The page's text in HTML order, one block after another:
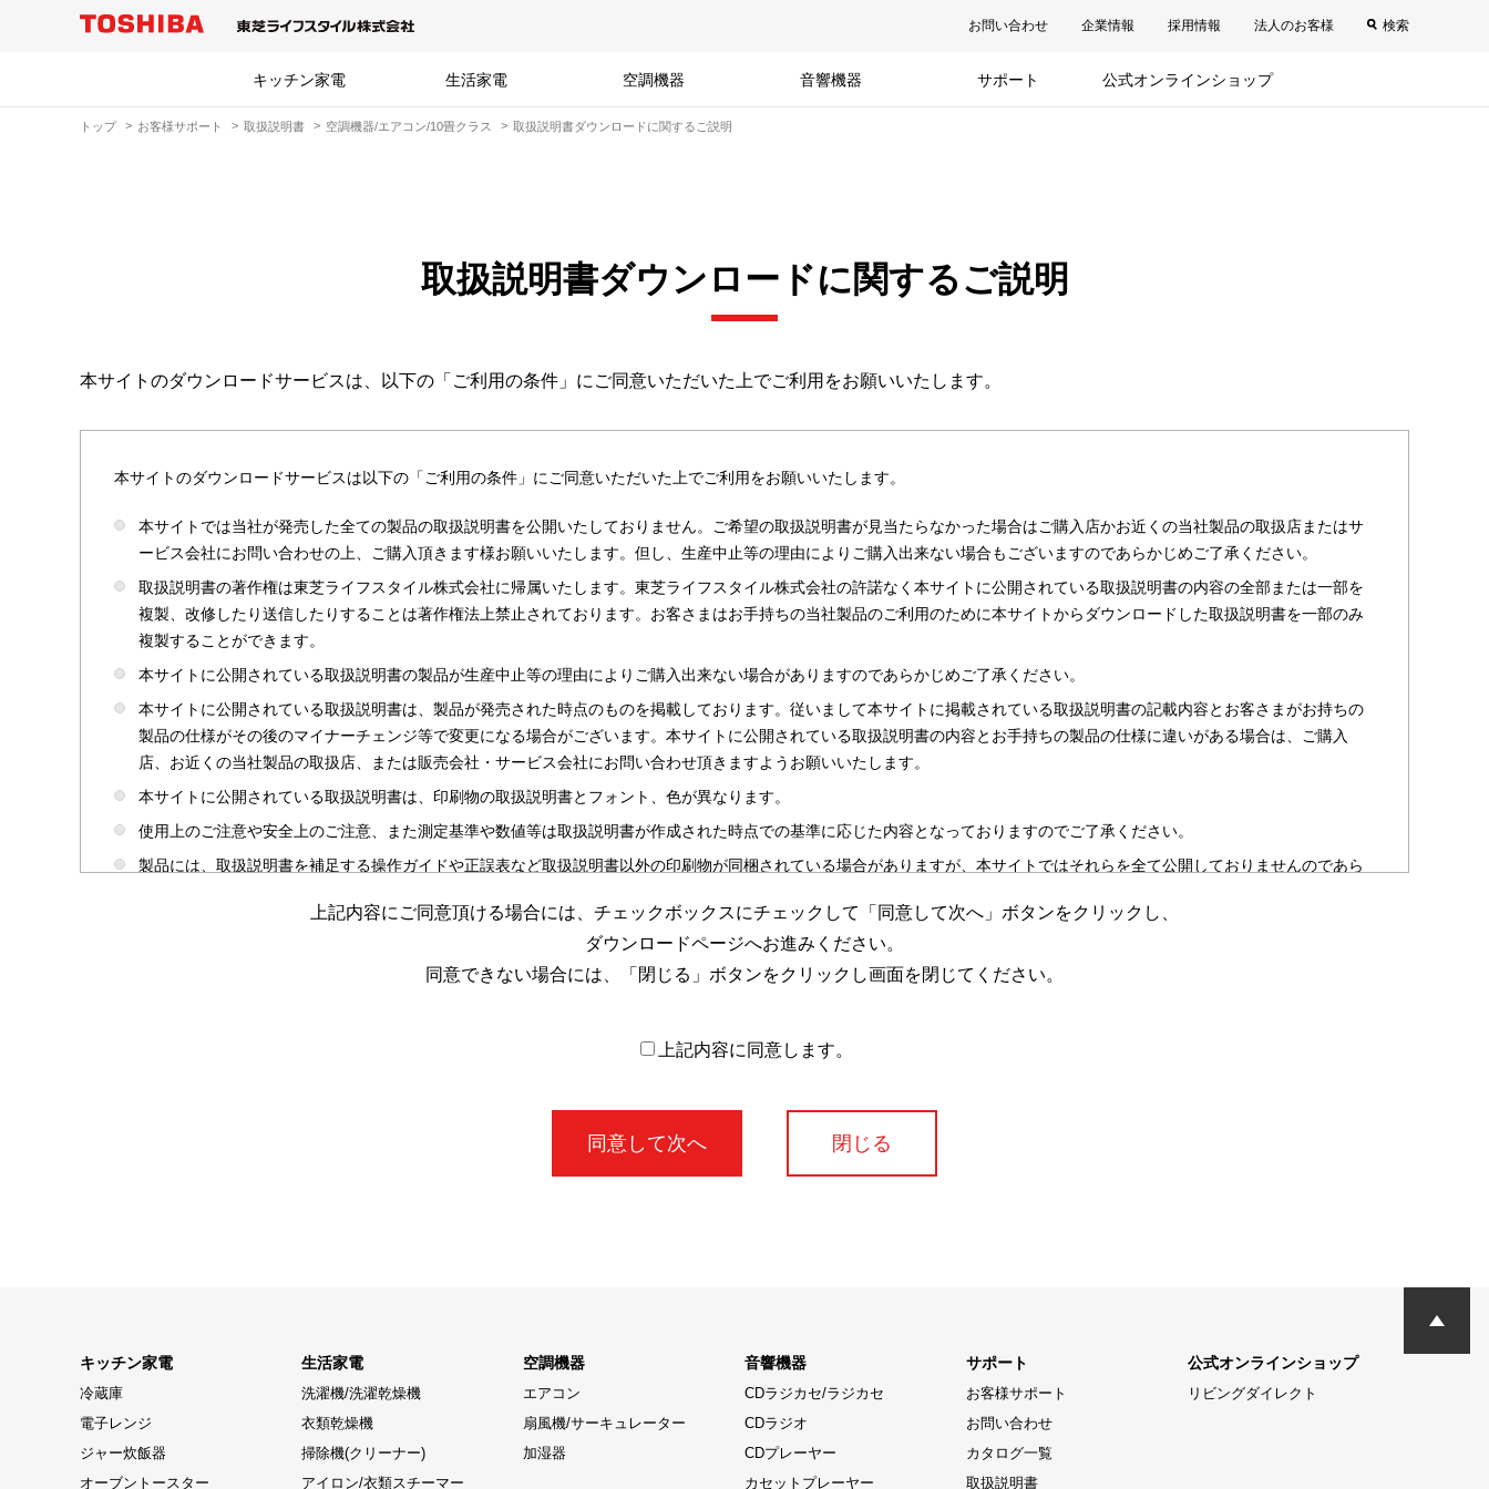
お問い合わせ 企業情報 採用情報 法人のお客様 検索
キッチン家電 生活家電 空調機器 音響機器 サポート 公式オンラインショップ
トップ お客様サポート 取扱説明書 空調機器/エアコン/10畳クラス 取扱説明書ダウンロードに関するご説明
取扱説明書ダウンロードに関するご説明
本サイトのダウンロードサービスは、以下の「ご利用の条件」にご同意いただいた上でご利用をお願いいたします。
本サイトのダウンロードサービスは以下の「ご利用の条件」にご同意いただいた上でご利用をお願いいたします。
本サイトでは当社が発売した全ての製品の取扱説明書を公開いたしておりません。ご希望の取扱説明書が見当たらなかった場合はご購入店かお近くの当社製品の取扱店またはサ
ービス会社にお問い合わせの上、ご購入頂きます様お願いいたします。但し、生産中止等の理由によりご購入出来ない場合もございますのであらかじめご了承ください。
取扱説明書の著作権は東芝ライフスタイル株式会社に帰属いたします。東芝ライフスタイル株式会社の許諾なく本サイトに公開されている取扱説明書の内容の全部または一部を
複製、改修したり送信したりすることは著作権法上禁止されております。お客さまはお手持ちの当社製品のご利用のために本サイトからダウンロードした取扱説明書を一部のみ
複製することができます。
本サイトに公開されている取扱説明書の製品が生産中止等の理由によりご購入出来ない場合がありますのであらかじめご了承ください。
本サイトに公開されている取扱説明書は、製品が発売された時点のものを掲載しております。従いまして本サイトに掲載されている取扱説明書の記載内容とお客さまがお持ちの
製品の仕様がその後のマイナーチェンジ等で変更になる場合がございます。本サイトに公開されている取扱説明書の内容とお手持ちの製品の仕様に違いがある場合は、ご購入
店、お近くの当社製品の取扱店、または販売会社・サービス会社にお問い合わせ頂きますようお願いいたします。
本サイトに公開されている取扱説明書は、印刷物の取扱説明書とフォント、色が異なります。
使用上のご注意や安全上のご注意、また測定基準や数値等は取扱説明書が作成された時点での基準に応じた内容となっておりますのでご了承ください。
製品には、取扱説明書を補足する操作ガイドや正誤表など取扱説明書以外の印刷物が同梱されている場合がありますが、本サイトではそれらを全て公開しておりませんのであら
本サイトのサービスは予告なく中止または内容を変更する場合がございますのであらかじめご了承ください。
場合がありますのであらかじめご了承ください。
上記内容にご同意頂ける場合には、チェックボックスにチェックして「同意して次へ」ボタンをクリックし、
ダウンロードページへお進みください。
同意できない場合には、「閉じる」ボタンをクリックし画面を閉じてください。
上記内容に同意します。
閉じる
キッチン家電
冷蔵庫
電子レンジ
ジャー炊飯器
オーブントースター
生活家電
洗濯機/洗濯乾燥機
衣類乾燥機
掃除機(クリーナー)
アイロン/衣類スチーマー
空調機器
エアコン
扇風機/サーキュレーター
加湿器
音響機器
CDラジカセ/ラジカセ
CDラジオ
CDプレーヤー
カセットプレーヤー
サポート
お客様サポート
お問い合わせ
カタログ一覧
取扱説明書
公式オンラインショップ
リビングダイレクト